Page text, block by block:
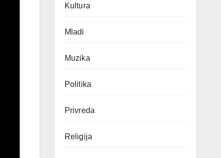
Kultura
Mladi
Muzika
Politika
Privreda
Religija